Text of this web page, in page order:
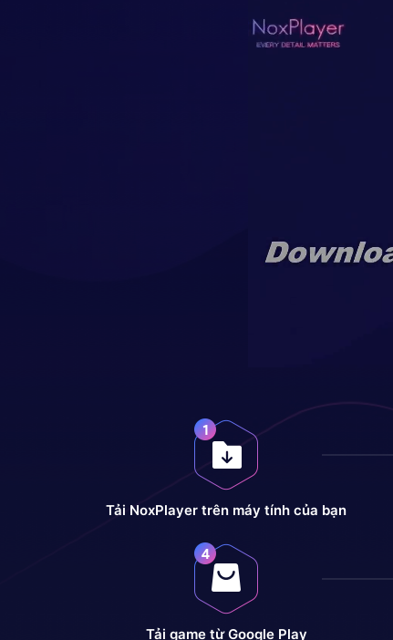
Tải NoxPlayer trên máy tính của bạn
Tải game từ Google Play